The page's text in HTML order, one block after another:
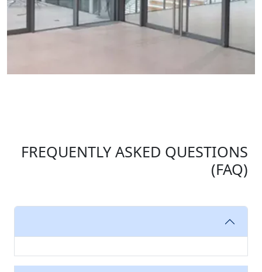
FREQUENTLY ASKED QUESTIONS
(FAQ)